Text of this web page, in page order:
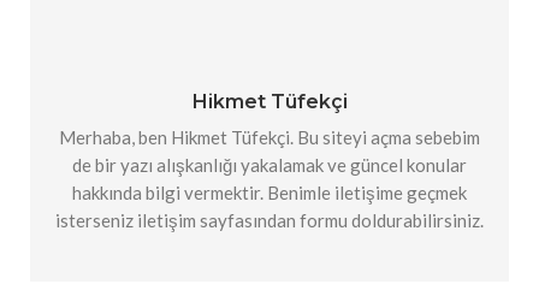
Hikmet Tüfekçi
Merhaba, ben Hikmet Tüfekçi. Bu siteyi açma sebebim
de bir yazı alışkanlığı yakalamak ve güncel konular
hakkında bilgi vermektir. Benimle iletişime geçmek
isterseniz iletişim sayfasından formu doldurabilirsiniz.